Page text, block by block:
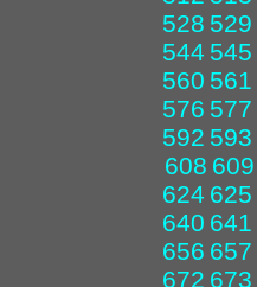
528 529
544 545
560 561
576 577
592 593
608 609
624 625
640 641
656 657
672 673